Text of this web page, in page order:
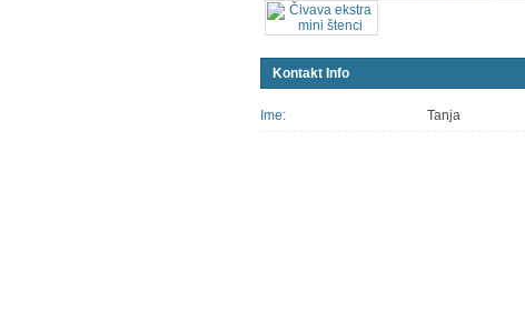
Kontakt Info
Ime: Tanja